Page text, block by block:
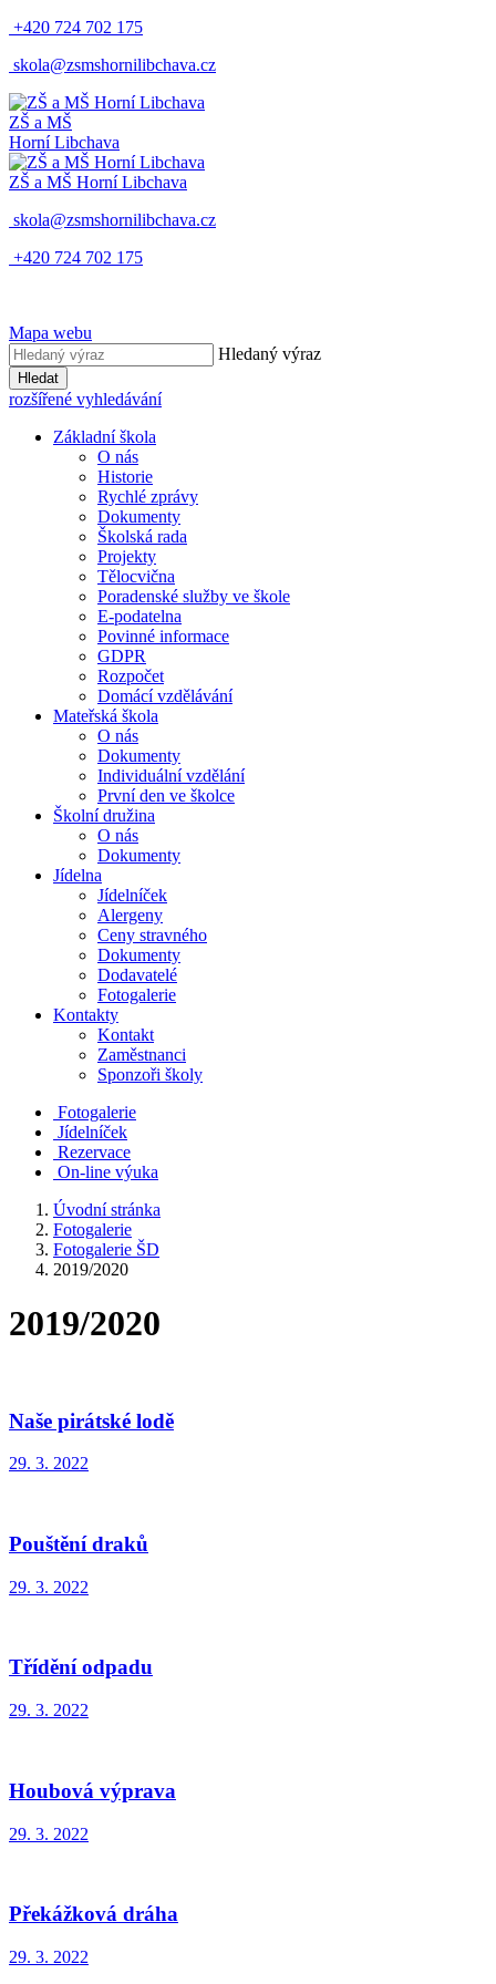
+420 724 702 175
skola@zsmshornilibchava.cz
ZŠ a MŠ
Horní Libchava
ZŠ a MŠ Horní Libchava
skola@zsmshornilibchava.cz
+420 724 702 175
Mapa webu
Hledaný výraz
Hledat
rozšířené vyhledávání
Základní škola
O nás
Historie
Rychlé zprávy
Dokumenty
Školská rada
Projekty
Tělocvična
Poradenské služby ve škole
E-podatelna
Povinné informace
GDPR
Rozpočet
Domácí vzdělávání
Mateřská škola
O nás
Dokumenty
Individuální vzdělání
První den ve školce
Školní družina
O nás
Dokumenty
Jídelna
Jídelníček
Alergeny
Ceny stravného
Dokumenty
Dodavatelé
Fotogalerie
Kontakty
Kontakt
Zaměstnanci
Sponzoři školy
Fotogalerie
Jídelníček
Rezervace
On-line výuka
Úvodní stránka
Fotogalerie
Fotogalerie ŠD
2019/2020
2019/2020
Naše pirátské lodě
29. 3. 2022
Pouštění draků
29. 3. 2022
Třídění odpadu
29. 3. 2022
Houbová výprava
29. 3. 2022
Překážková dráha
29. 3. 2022